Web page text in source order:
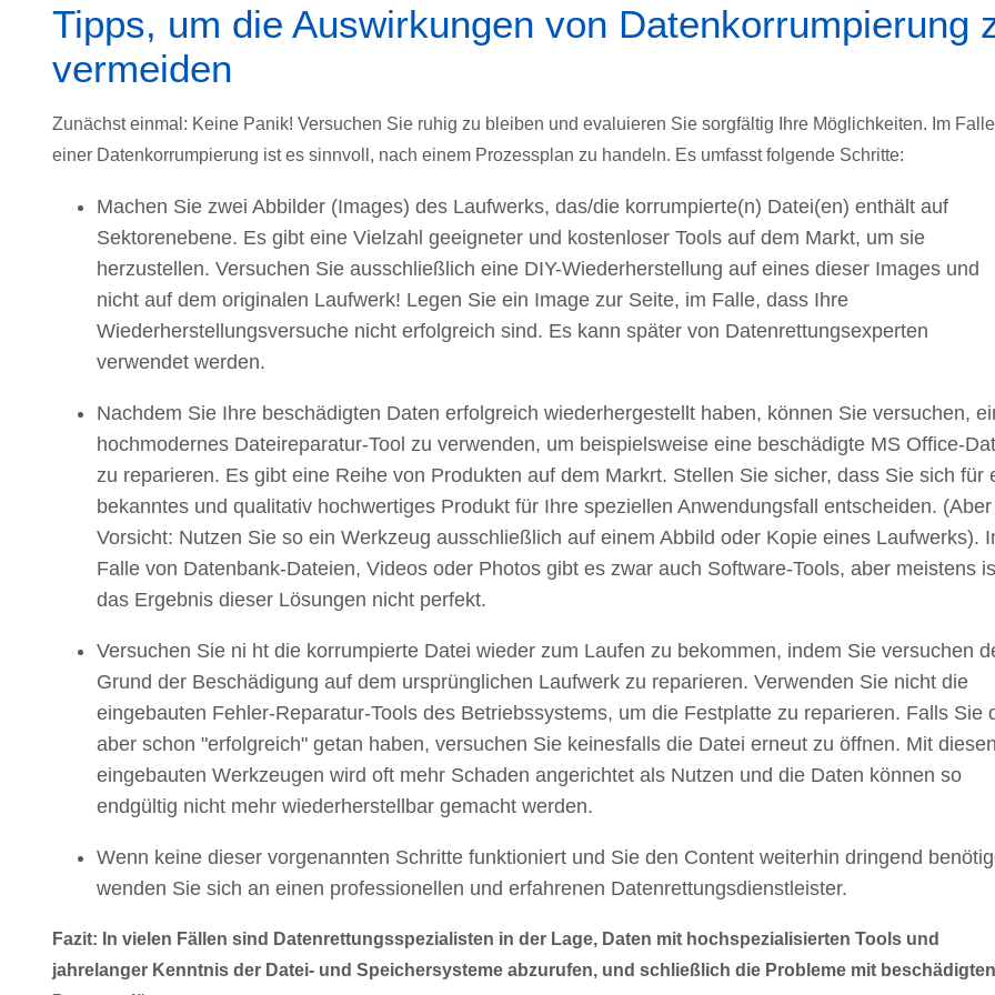
Tipps, um die Auswirkungen von Datenkorrumpierung
vermeiden
Zunächst einmal: Keine Panik! Versuchen Sie ruhig zu bleiben und evaluieren Sie sorgfältig Ihre Möglichkeiten. Im Falle
einer Datenkorrumpierung ist es sinnvoll, nach einem Prozessplan zu handeln. Es umfasst folgende Schritte:
Machen Sie zwei Abbilder (Images) des Laufwerks, das/die korrumpierte(n) Datei(en) enthält auf
Sektorenebene. Es gibt eine Vielzahl geeigneter und kostenloser Tools auf dem Markt, um sie
herzustellen. Versuchen Sie ausschließlich eine DIY-Wiederherstellung auf eines dieser Images und
nicht auf dem originalen Laufwerk! Legen Sie ein Image zur Seite, im Falle, dass Ihre
Wiederherstellungsversuche nicht erfolgreich sind. Es kann später von Datenrettungsexperten
verwendet werden.
Nachdem Sie Ihre beschädigten Daten erfolgreich wiederhergestellt haben, können Sie versuchen,
hochmodernes Dateireparatur-Tool zu verwenden, um beispielsweise eine beschädigte MS Office-
zu reparieren. Es gibt eine Reihe von Produkten auf dem Markrt. Stellen Sie sicher, dass Sie sich für
bekanntes und qualitativ hochwertiges Produkt für Ihre speziellen Anwendungsfall entscheiden. (Aber
Vorsicht: Nutzen Sie so ein Werkzeug ausschließlich auf einem Abbild oder Kopie eines Laufwerks).
Falle von Datenbank-Dateien, Videos oder Photos gibt es zwar auch Software-Tools, aber meistens
das Ergebnis dieser Lösungen nicht perfekt.
Versuchen Sie ni ht die korrumpierte Datei wieder zum Laufen zu bekommen, indem Sie versuchen
Grund der Beschädigung auf dem ursprünglichen Laufwerk zu reparieren. Verwenden Sie nicht die
eingebauten Fehler-Reparatur-Tools des Betriebssystems, um die Festplatte zu reparieren. Falls Sie
aber schon "erfolgreich" getan haben, versuchen Sie keinesfalls die Datei erneut zu öffnen. Mit diesen
eingebauten Werkzeugen wird oft mehr Schaden angerichtet als Nutzen und die Daten können so
endgültig nicht mehr wiederherstellbar gemacht werden.
Wenn keine dieser vorgenannten Schritte funktioniert und Sie den Content weiterhin dringend
wenden Sie sich an einen professionellen und erfahrenen Datenrettungsdienstleister.
Fazit: In vielen Fällen sind Datenrettungsspezialisten in der Lage, Daten mit hochspezialisierten Tools und
jahrelanger Kenntnis der Datei- und Speichersysteme abzurufen, und schließlich die Probleme mit beschädigten